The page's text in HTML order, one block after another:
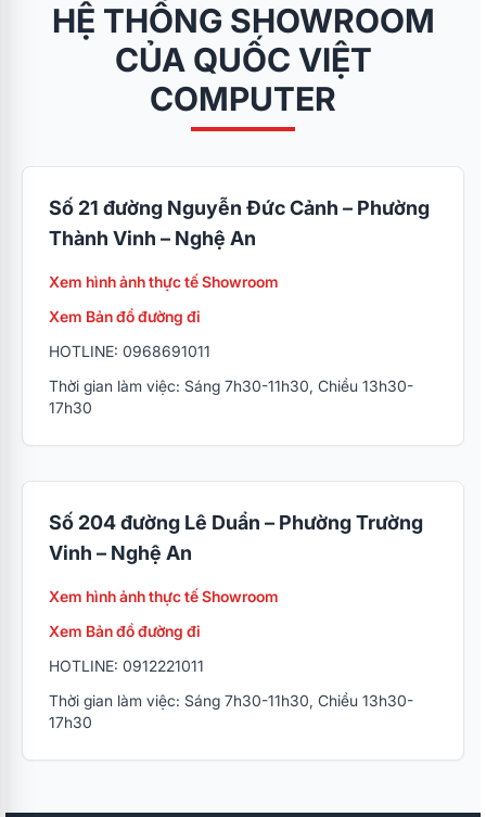
HỆ THỐNG SHOWROOM
CỦA QUỐC VIỆT
COMPUTER
Số 21 đường Nguyễn Đức Cảnh – Phường
Thành Vinh – Nghệ An
Xem hình ảnh thực tế Showroom
Xem Bản đồ đường đi
HOTLINE: 0968691011
Thời gian làm việc: Sáng 7h30-11h30, Chiều 13h30-
17h30
Số 204 đường Lê Duẩn – Phường Trường
Vinh – Nghệ An
Xem hình ảnh thực tế Showroom
Xem Bản đồ đường đi
HOTLINE: 0912221011
Thời gian làm việc: Sáng 7h30-11h30, Chiều 13h30-
17h30